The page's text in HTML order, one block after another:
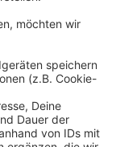
auf, dass